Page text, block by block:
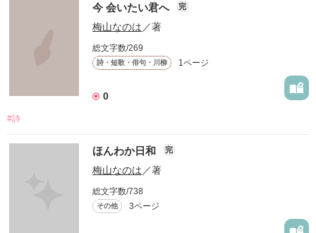
共感しなくても、ふーん( ・－・)くらいに思ってくれれば...。
読んでくれるだけでも幸せ🍀なので。
今 会いたい君へ 完
梅山なのは ／著
総文字数/269
詩・短歌・俳句・川柳 1ページ
0
#詩
ほんわか日和 完
梅山なのは ／著
総文字数/738
その他 3ページ